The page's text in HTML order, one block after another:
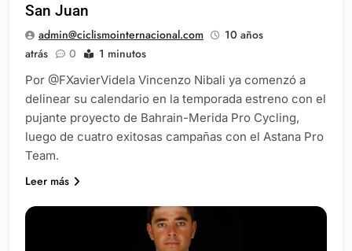
San Juan
admin@ciclismointernacional.com
10 años
atrás
0 1 minutos
Por @FXavierVidela Vincenzo Nibali ya comenzó a
delinear su calendario en la temporada estreno con el
pujante proyecto de Bahrain-Merida Pro Cycling,
luego de cuatro exitosas campañas con el Astana Pro
Team.
Leer más